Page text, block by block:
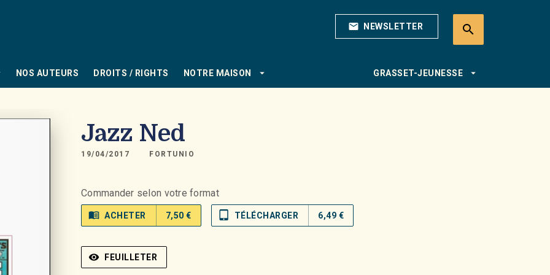
mail NEWSLETTER search
NOS AUTEURS DROITS / RIGHTS NOTRE MAISON arrow_drop_down GRASSET-JEUNESSE arrow_drop_down
Jazz Ned
19/04/2017 FORTUNIO
Commander selon votre format
menu_book ACHETER 7,50 € tablet_mac TÉLÉCHARGER 6,49 €
visibility FEUILLETER